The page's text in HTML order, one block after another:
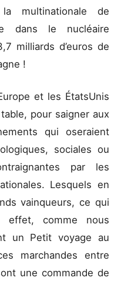
multinationale de
dans le nucléaire
milliards d’euros de
!
et les ÉtatsUnis
pour saigner aux
qui oseraient
sociales ou
par les
Lesquels en
vainqueurs, ce qui
effet, comme nous
un Petit voyage au
marchandes entre
une commande de